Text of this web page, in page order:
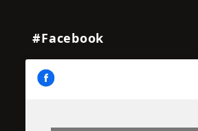
#Facebook